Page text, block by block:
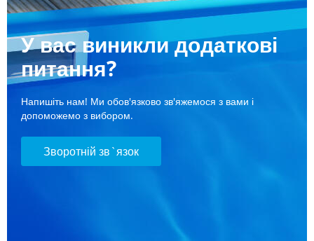
У вас виникли додаткові
питання?
Напишіть нам! Ми обов'язково зв'яжемося з вами і
допоможемо з вибором.
Зворотній зв`язок